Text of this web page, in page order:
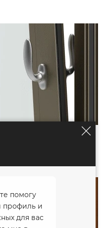
помогу
профиль и
для вас